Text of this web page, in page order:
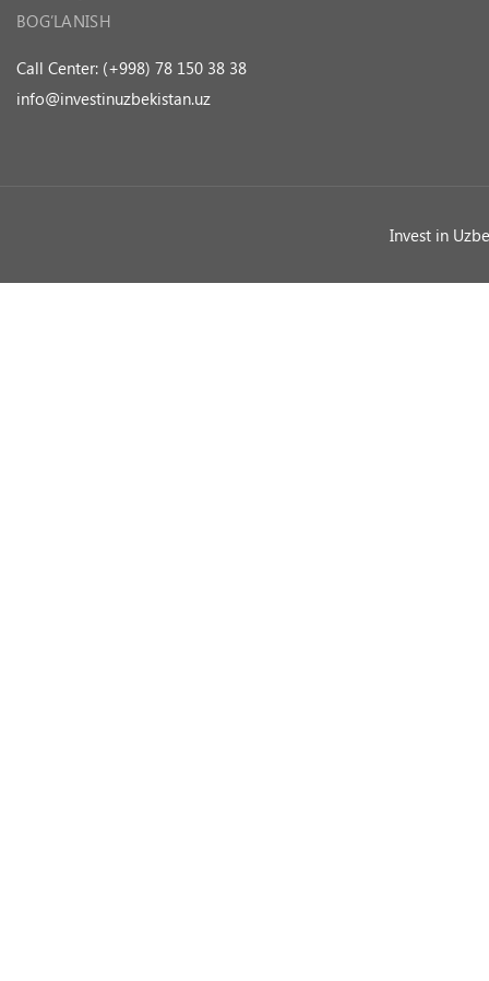
BOG’LANISH
Call Center: (+998) 78 150 38 38
info@investinuzbekistan.uz
Invest in